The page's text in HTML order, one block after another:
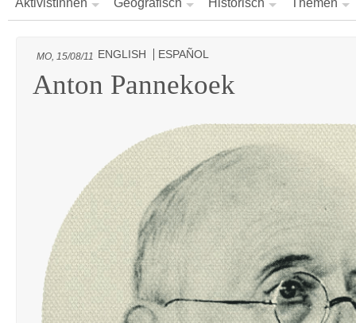
AktivistInnen Geografisch Historisch Themen
MO, 15/08/11 ENGLISH ESPAÑOL
Anton Pannekoek